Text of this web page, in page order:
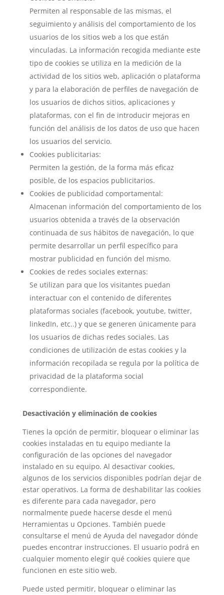
Permiten al responsable de las mismas, el
seguimiento y análisis del comportamiento de los
usuarios de los sitios web a los que están
vinculadas. La información recogida mediante este
tipo de cookies se utiliza en la medición de la
actividad de los sitios web, aplicación o plataforma
y para la elaboración de perfiles de navegación de
los usuarios de dichos sitios, aplicaciones y
plataformas, con el fin de introducir mejoras en
función del análisis de los datos de uso que hacen
los usuarios del servicio.
Cookies publicitarias:
Permiten la gestión, de la forma más eficaz
posible, de los espacios publicitarios.
Cookies de publicidad comportamental:
Almacenan información del comportamiento de los
usuarios obtenida a través de la observación
continuada de sus hábitos de navegación, lo que
permite desarrollar un perfil específico para
mostrar publicidad en función del mismo.
Cookies de redes sociales externas:
Se utilizan para que los visitantes puedan
interactuar con el contenido de diferentes
plataformas sociales (facebook, youtube, twitter,
linkedIn, etc..) y que se generen únicamente para
los usuarios de dichas redes sociales. Las
condiciones de utilización de estas cookies y la
información recopilada se regula por la política de
privacidad de la plataforma social
correspondiente.
Desactivación y eliminación de cookies
Tienes la opción de permitir, bloquear o eliminar las
cookies instaladas en tu equipo mediante la
configuración de las opciones del navegador
instalado en su equipo. Al desactivar cookies,
algunos de los servicios disponibles podrían dejar de
estar operativos. La forma de deshabilitar las cookies
es diferente para cada navegador, pero
normalmente puede hacerse desde el menú
Herramientas u Opciones. También puede
consultarse el menú de Ayuda del navegador dónde
puedes encontrar instrucciones. El usuario podrá en
cualquier momento elegir qué cookies quiere que
funcionen en este sitio web.
Puede usted permitir, bloquear o eliminar las